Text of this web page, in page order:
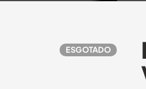
ESGOTADO